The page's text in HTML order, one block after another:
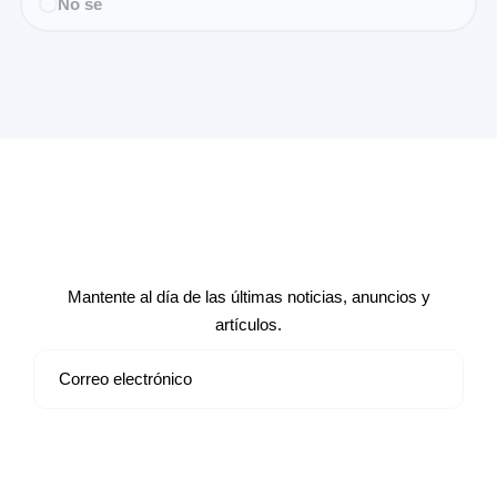
Mantente al día de las últimas noticias, anuncios y
artículos.